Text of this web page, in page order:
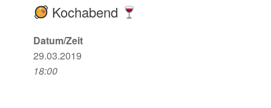
Kochabend
Datum/Zeit
29.03.2019
18:00